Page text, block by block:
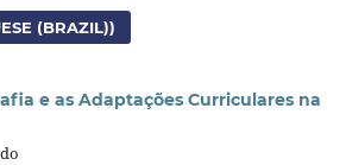
(BRAZIL))
e as Adaptações Curriculares na